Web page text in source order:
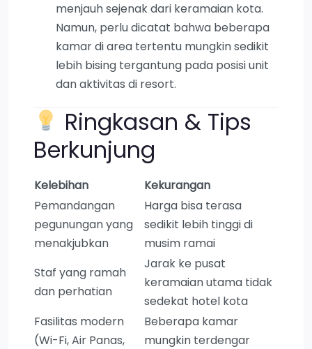
menjauh sejenak dari keramaian kota.
Namun, perlu dicatat bahwa beberapa
kamar di area tertentu mungkin sedikit
lebih bising tergantung pada posisi unit
dan aktivitas di resort.
Ringkasan & Tips
Berkunjung
Kelebihan
Kekurangan
Pemandangan
pegunungan yang
menakjubkan
Harga bisa terasa
sedikit lebih tinggi di
musim ramai
Staf yang ramah
dan perhatian
Jarak ke pusat
keramaian utama tidak
sedekat hotel kota
Fasilitas modern
(Wi-Fi, Air Panas,
Beberapa kamar
mungkin terdengar